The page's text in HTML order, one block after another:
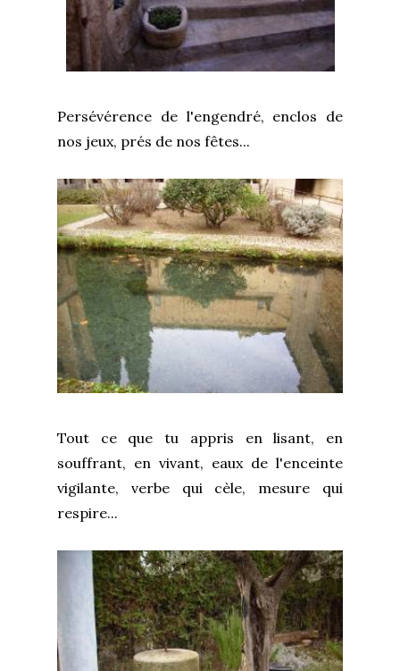
Persévérence de l'engendré, enclos de
nos jeux, prés de nos fêtes...
Tout ce que tu appris en lisant, en
souffrant, en vivant, eaux de l'enceinte
vigilante, verbe qui cèle, mesure qui
respire...